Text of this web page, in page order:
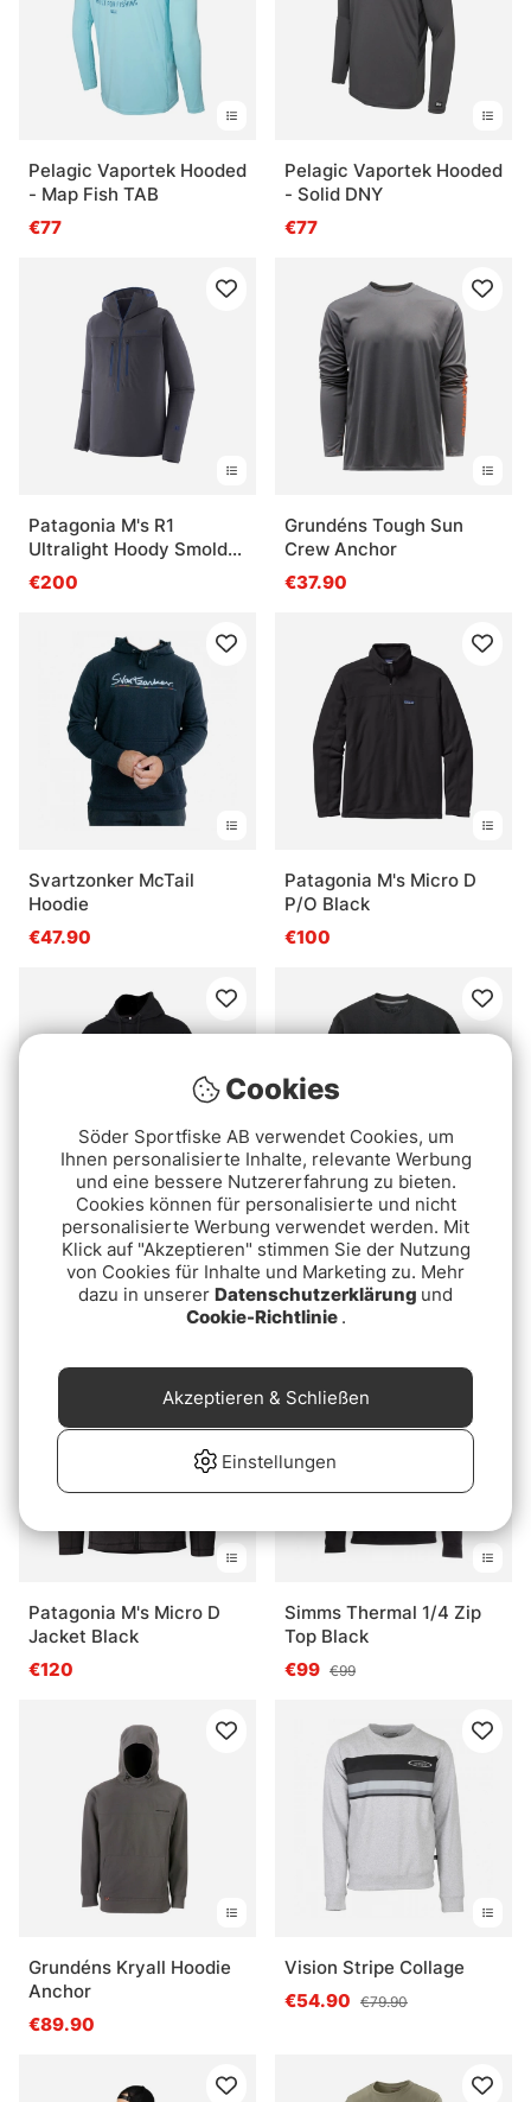
Pelagic Vaportek Hooded
- Map Fish TAB
€77
Pelagic Vaportek Hooded
- Solid DNY
€77
Patagonia M's R1
Ultralight Hoody Smolder
Blue
€200
Grundéns Tough Sun
Crew Anchor
€37.90
Svartzonker McTail
Hoodie
€47.90
Patagonia M's Micro D
P/O Black
€100
Bewertung:(2)5.0 von 5 Sternen
Westin Script Hoodie Ink
Black
Patagonia Fitz Roy Icon
Uprisal Crew Sweatshirt
Ink Black
€75
Patagonia M's Micro D
Jacket Black
€120
Simms Thermal 1/4 Zip
Top Black
€99 €99
Grundéns Kryall Hoodie
Anchor
€89.90
Vision Stripe Collage
€54.90 €79.90
Cookies
Söder Sportfiske AB verwendet Cookies, um
Ihnen personalisierte Inhalte, relevante Werbung
und eine bessere Nutzererfahrung zu bieten.
Cookies können für personalisierte und nicht
personalisierte Werbung verwendet werden. Mit
Klick auf "Akzeptieren" stimmen Sie der Nutzung
von Cookies für Inhalte und Marketing zu. Mehr
dazu in unserer Datenschutzerklärung und
Cookie-Richtlinie .
Einstellungen
Akzeptieren & Schließen